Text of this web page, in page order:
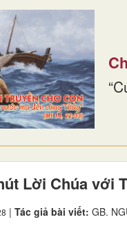
Lời Chúa với
| Tác giả bài viết: GB.